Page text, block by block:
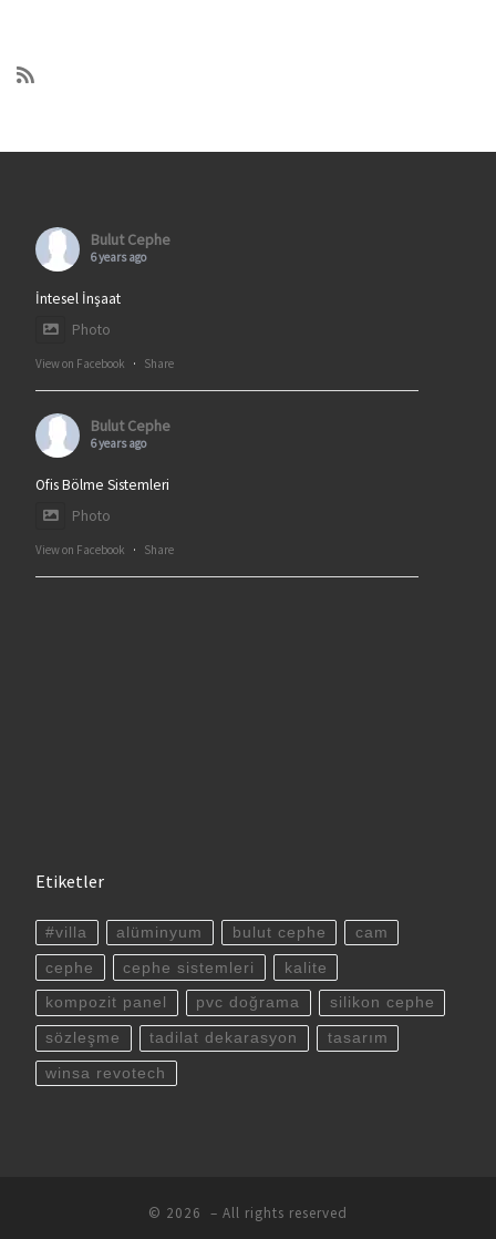
Bulut Cephe
6 years ago
İntesel İnşaat
Photo
View on Facebook · Share
Bulut Cephe
6 years ago
Ofis Bölme Sistemleri
Photo
View on Facebook · Share
Etiketler
#villa alüminyum bulut cephe cam
cephe cephe sistemleri kalite
kompozit panel pvc doğrama silikon cephe
sözleşme tadilat dekarasyon tasarım
winsa revotech
© 2026 – All rights reserved